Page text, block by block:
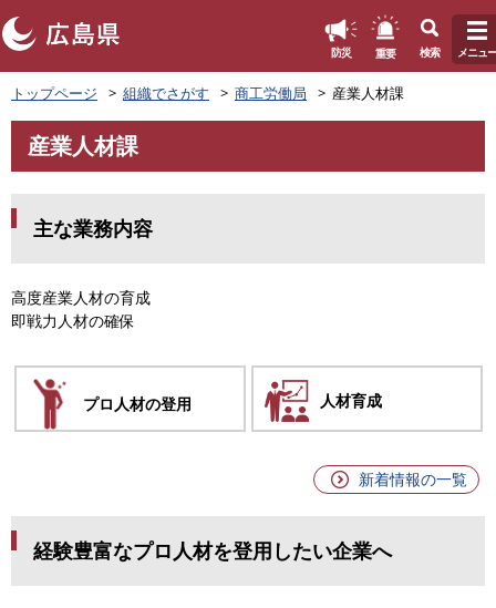
ペ
ー
ジ
先
防災 重要 検索 メニュー
トップページ 組織でさがす 商工労働局 産業人材課
文
産業人材課
主な業務内容
高度産業人材の育成
即戦力人材の確保
プロ人材の登用 人材育成
新着情報の一覧
経験豊富なプロ人材を登用したい企業へ